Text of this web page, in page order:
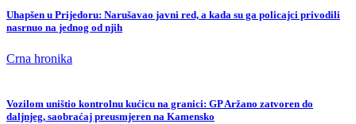
Uhapšen u Prijedoru: Narušavao javni red, a kada su ga policajci privodili
nasrnuo na jednog od njih
Crna hronika
Vozilom uništio kontrolnu kućicu na granici: GP Aržano zatvoren do
daljnjeg, saobraćaj preusmjeren na Kamensko